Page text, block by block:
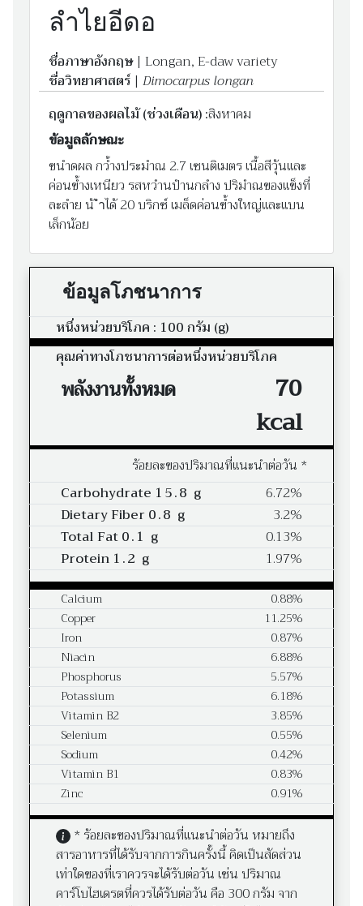
ลำไยอีดอ
ชื่อภาษาอังกฤษ| Longan, E-daw variety
ชื่อวิทยาศาสตร์| Dimocarpus longan
ฤดูกาลของผลไม้ (ช่วงเดือน) :สิงหาคม
ข้อมูลลักษณะ
ขนำดผล กว้ำงประมำณ 2.7 เซนติเมตร เนื้อสีวุ้นและ
ค่อนข้ำงเหนียว รสหวำนปำนกลำง ปริมำณของแข็งที่
ละลำย น้ ำได้ 20 บริกซ์ เมล็ดค่อนข้ำงใหญ่และแบน
เล็กน้อย
ข้อมูลโภชนาการ
หนึ่งหน่วยบริโภค : 100 กรัม (g)
คุณค่าทางโภชนาการต่อหนึ่งหน่วยบริโภค
พลังงานทั้งหมด
70
kcal
ร้อยละของปริมาณที่แนะนำต่อวัน *
Carbohydrate 15.8 g
6.72%
Dietary Fiber 0.8 g
3.2%
Total Fat0.1 g
0.13%
Protein 1.2 g 1.97%
Calcium
0.88%
Copper
11.25%
Iron
0.87%
Niacin
6.88%
Phosphorus
5.57%
Potassium
6.18%
Vitamin B2
3.85%
Selenium
0.55%
Sodium
0.42%
Vitamin B1
0.83%
Zinc
0.91%
* ร้อยละของปริมาณที่แนะนำต่อวัน หมายถึง
สารอาหารที่ได้รับจากการกินครั้งนี้ คิดเป็นสัดส่วน
เท่าใดของที่เราควรจะได้รับต่อวัน เช่น ปริมาณ
คาร์โบไฮเดรตที่ควรได้รับต่อวัน คือ 300 กรัม จาก